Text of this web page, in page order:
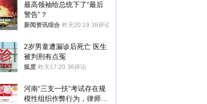
最高领袖给总统下了“最后
警告”？
新闻资讯综合 昨天20:19 38评论
2岁男童遭漏诊后死亡 医生
被判刑有点冤
狐度 昨天17:20 36评论
河南“三支一扶”考试存在规
模性组织作弊行为，律师：